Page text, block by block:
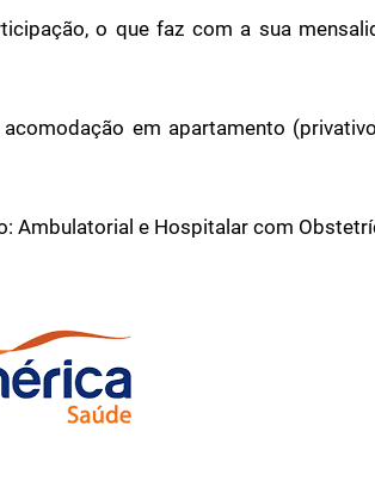
o que faz com a sua
em apartamento
Ambulatorial e Hospitalar com